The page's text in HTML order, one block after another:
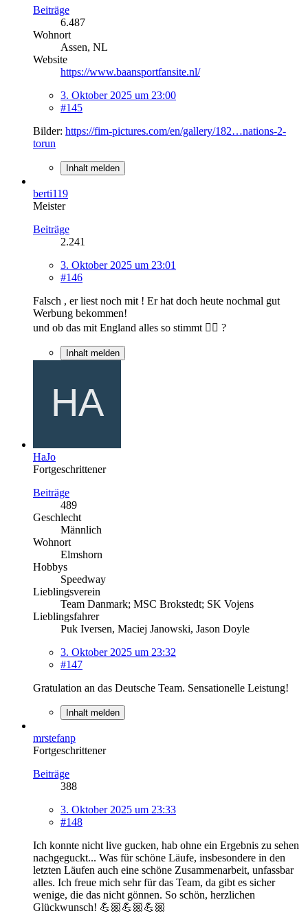
Beiträge
6.487
Wohnort
Assen, NL
Website
https://www.baansportfansite.nl/
3. Oktober 2025 um 23:00
#145
Bilder: https://fim-pictures.com/en/gallery/182…nations-2-
torun
Inhalt melden
berti119
Meister
Beiträge
2.241
3. Oktober 2025 um 23:01
#146
Falsch , er liest noch mit ! Er hat doch heute nochmal gut
Werbung bekommen!
und ob das mit England alles so stimmt 🤷‍♂️ ?
Inhalt melden
HaJo
Fortgeschrittener
Beiträge
489
Geschlecht
Männlich
Wohnort
Elmshorn
Hobbys
Speedway
Lieblingsverein
Team Danmark; MSC Brokstedt; SK Vojens
Lieblingsfahrer
Puk Iversen, Maciej Janowski, Jason Doyle
3. Oktober 2025 um 23:32
#147
Gratulation an das Deutsche Team. Sensationelle Leistung!
Inhalt melden
mrstefanp
Fortgeschrittener
Beiträge
388
3. Oktober 2025 um 23:33
#148
Ich konnte nicht live gucken, hab ohne ein Ergebnis zu sehen
nachgeguckt... Was für schöne Läufe, insbesondere in den
letzten Läufen auch eine schöne Zusammenarbeit, unfassbar
alles. Ich freue mich sehr für das Team, da gibt es sicher
wenige, die das nicht gönnen. So schön, herzlichen
Glückwunsch! 💪🏼💪🏼💪🏼